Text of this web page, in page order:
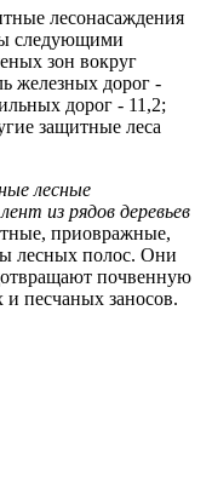
лесонасаждения
следующими
зон вокруг
железных дорог -
дорог - 11,2;
защитные леса
лесные
из рядов деревьев
приовражные,
лесных полос. Они
почвенную
песчаных заносов.